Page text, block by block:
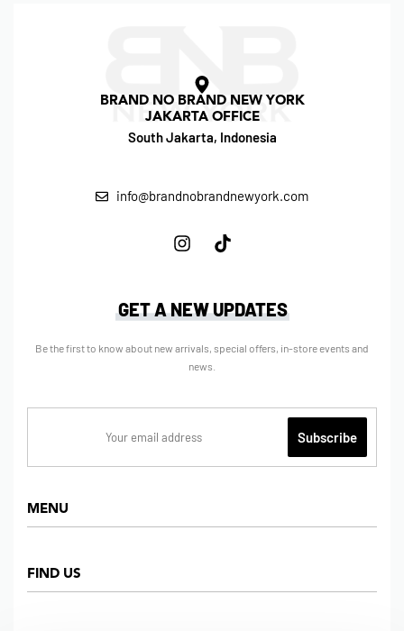
BRAND NO BRAND NEW YORK
JAKARTA OFFICE
South Jakarta, Indonesia
info@brandnobrandnewyork.com
MENU
Shop
FIND US
GET A NEW UPDATES
Be the first to know about new arrivals, special offers, in-store events and
news.